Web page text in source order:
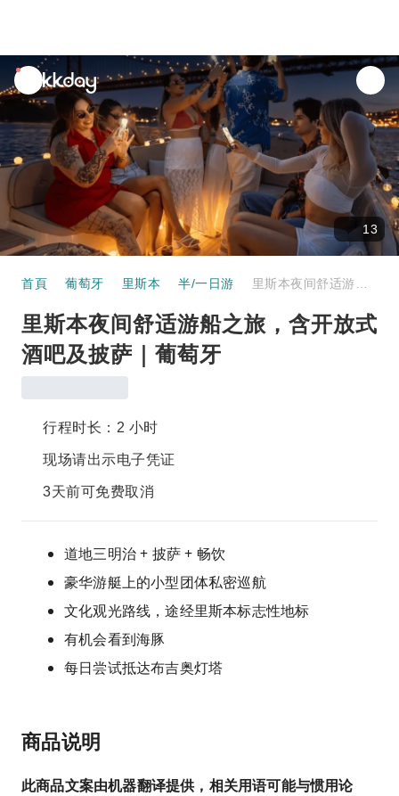
unread
notifications
13
首頁 葡萄牙 里斯本 半/一日游
里斯本夜间舒适游船之旅，含开放式
酒吧及披萨｜葡萄牙
行程时长：2 小时
现场请出示电子凭证
3天前可免费取消
道地三明治 + 披萨 + 畅饮
豪华游艇上的小型团体私密巡航
文化观光路线，途经里斯本标志性地标
有机会看到海豚
每日尝试抵达布吉奥灯塔
商品说明
此商品文案由机器翻译提供，相关用语可能与惯用论